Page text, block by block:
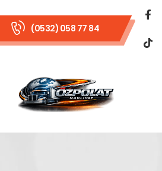
(0532) 058 77 84